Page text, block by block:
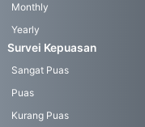
Monthly
Yearly
Survei Kepuasan
Sangat Puas
Puas
Kurang Puas